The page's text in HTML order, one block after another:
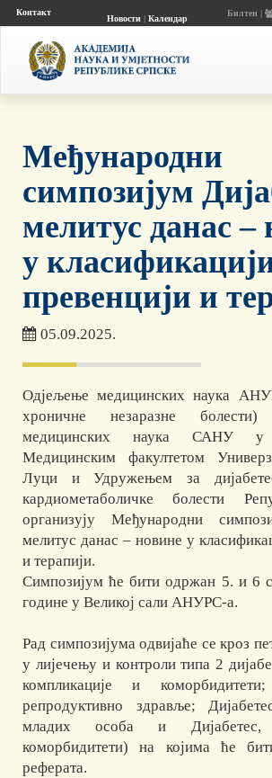
Контакт
Новости| Календар
Билтен |
Међународни
симпозијум
мелитус данас –
у
превенцији и
05.09.2025.
Одјељење медицинских наука
хроничне незаразне
медицинских наука САНУ
Медицинским факултетом
Луци и Удружењем за
кардиометаболичке болести
организују Међународни
мелитус данас – новине у
и терапији.
Симпозијум ће бити одржан 5. и 6
године у Великој сали АНУРС-а.
Рад симпозијума одвијаће се кроз
у лијечењу и контроли типа 2
компликације и
репродуктивно здравље;
младих особа и Дијабетес,
коморбидитети) на којима ће
реферата.